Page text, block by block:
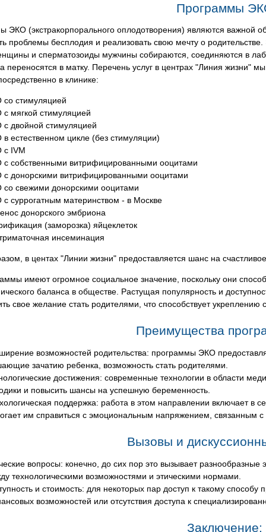
Программы
ЭКО (экстракорпорального оплодотворения) являются важной
проблемы бесплодия и реализовать свою мечту о
и сперматозоиды мужчины собираются, соединяются в
переносятся в матку. Перечень услуг в центрах "Линия жизни"
в клинике:
стимуляцией
мягкой стимуляцией
двойной стимуляцией
естественном цикле (без стимуляции)
с IVM
собственными витрифицированными ооцитами
донорскими витрифицированными ооцитами
свежими донорскими ооцитами
суррогатным материнством - в Москве
донорского эмбриона
(заморозка) яйцеклеток
инсеминация
в центах "Линии жизни" предоставляется шанс на
имеют огромное социальное значение, поскольку они
баланса в обществе. Растущая популярность и
свое желание стать родителями, что способствует
Преимущества
возможностей родительства: программы ЭКО
зачатию ребенка, возможность стать родителями.
достижения: современные технологии в области
и повысить шансы на успешную беременность.
поддержка: работа в этом направлении включает в
им справиться с эмоциональным напряжением, связанным
Вызовы и
вопросы: конечно, до сих пор это вызывает
технологическими возможностями и этическими нормами.
и стоимость: для некоторых пар доступ к такому
возможностей или отсутствия доступа к
Заключение: